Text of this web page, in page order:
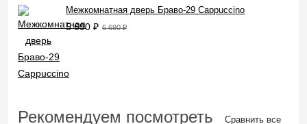
Межкомнатная дверь Браво-29 Cappuccino
5 690 ₽ 6 690₽
Рекомендуем посмотреть Сравнить все